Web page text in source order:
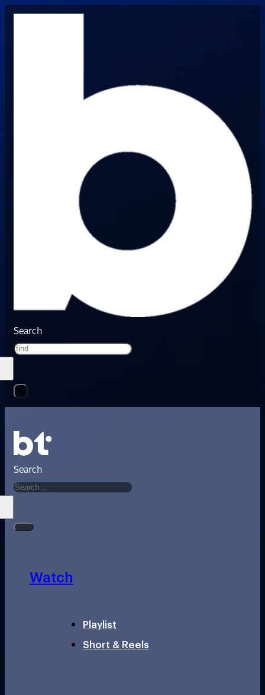
Search
Search
Watch
Playlist
Short & Reels